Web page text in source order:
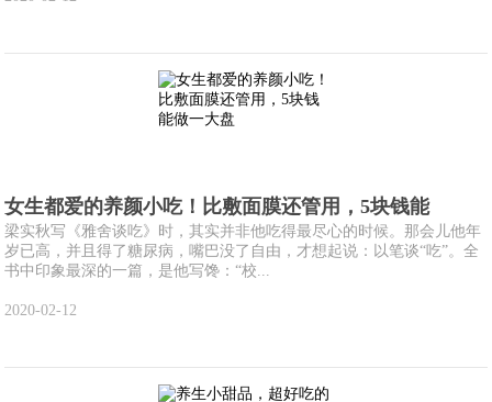
女生都爱的养颜小吃！比敷面膜还管用，5块钱能
梁实秋写《雅舍谈吃》时，其实并非他吃得最尽心的时候。那会儿他年
岁已高，并且得了糖尿病，嘴巴没了自由，才想起说：以笔谈“吃”。全
书中印象最深的一篇，是他写馋：“校...
2020-02-12